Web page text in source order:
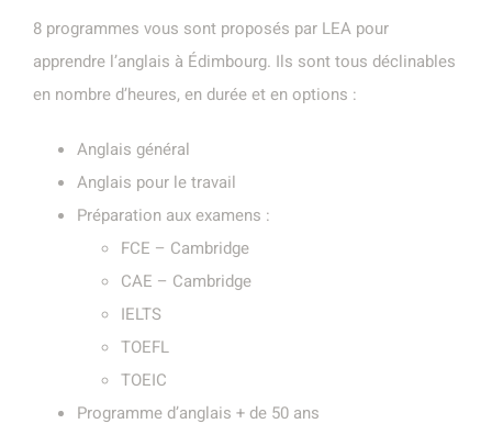
8 programmes vous sont proposés par LEA pour
apprendre l’anglais à Édimbourg. Ils sont tous déclinables
en nombre d’heures, en durée et en options :
Anglais général
Anglais pour le travail
Préparation aux examens :
FCE – Cambridge
CAE – Cambridge
IELTS
TOEFL
TOEIC
Programme d’anglais + de 50 ans